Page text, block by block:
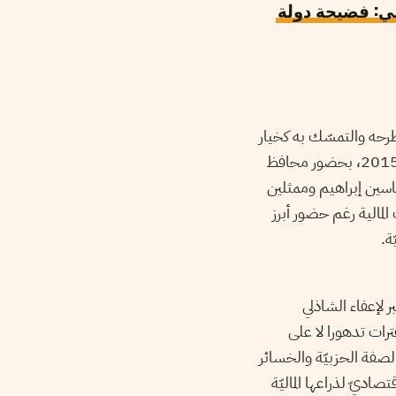
فضيحة دولة
الوزاريّة سنة 2012، والذّي أعادت طرحه والتمسّك به كخيار
أمثل إبّان الجلسة الثانية التّي ترأسها رئيس الحكومة حينها الحبيب الصيد بتاريخ 15 ديسمبر 2015، بحضور محافظ
ياسين إبراهيم وممثلين
رغم حضور أبرز
الأموال في 07 فيفري 2018، العنوان الأكبر لإعفاء الشاذلي
تدهورا لا على
الحزبيّة والخسائر
لذراعها الماليّة